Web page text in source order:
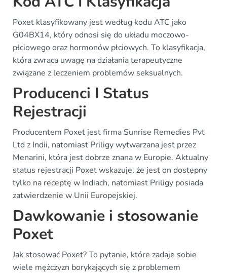
Poxet klasyfikowany jest według kodu ATC jako
G04BX14, który odnosi się do układu moczowo-
płciowego oraz hormonów płciowych. To klasyfikacja,
która zwraca uwagę na działania terapeutyczne
związane z leczeniem problemów seksualnych.
Producenci I Status
Rejestracji
Producentem Poxet jest firma Sunrise Remedies Pvt
Ltd z Indii, natomiast Priligy wytwarzana jest przez
Menarini, która jest dobrze znana w Europie. Aktualny
status rejestracji Poxet wskazuje, że jest on dostępny
tylko na receptę w Indiach, natomiast Priligy posiada
zatwierdzenie w Unii Europejskiej.
Dawkowanie i stosowanie
Poxet
Jak stosować Poxet? To pytanie, które zadaje sobie
wiele mężczyzn borykających się z problemem